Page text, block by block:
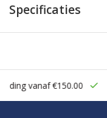
Specificaties
vanaf €150.00